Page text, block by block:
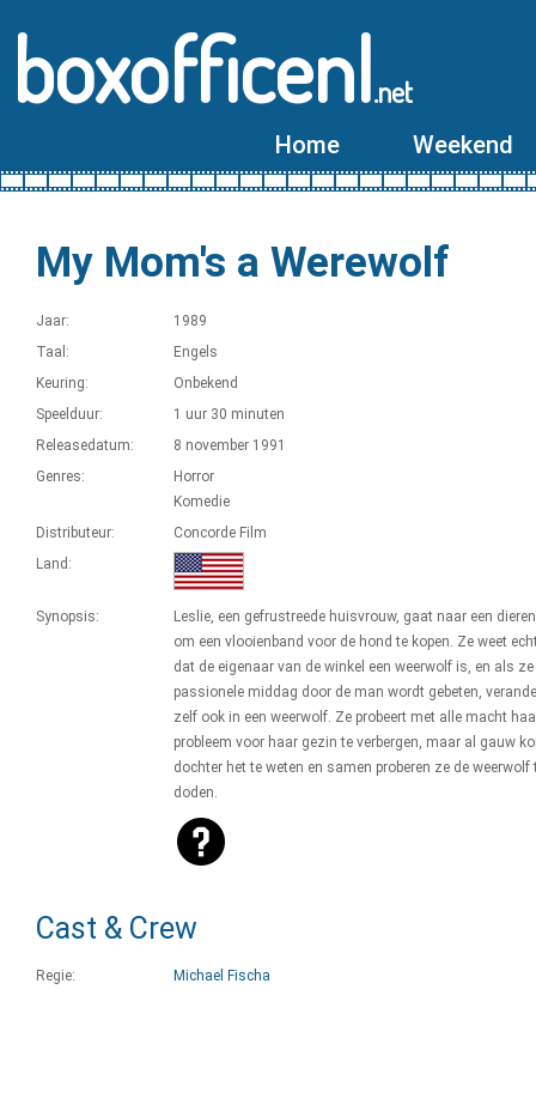
boxofficenl.net
Home Weekend
My Mom's a Werewolf
Jaar:
1989
Taal:
Engels
Keuring:
Onbekend
Speelduur:
1 uur 30 minuten
Releasedatum:
8 november 1991
Genres:
Horror
Komedie
Distributeur:
Concorde Film
Land:
Synopsis:
Leslie, een gefrustreede huisvrouw, gaat naar een
om een vlooienband voor de hond te kopen. Ze weet
dat de eigenaar van de winkel een weerwolf is, en als ze
passionele middag door de man wordt gebeten,
zelf ook in een weerwolf. Ze probeert met alle macht
probleem voor haar gezin te verbergen, maar al gauw
dochter het te weten en samen proberen ze de weerwolf
doden.
Cast & Crew
Regie: Michael Fischa